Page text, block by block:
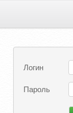
Логин
Пароль